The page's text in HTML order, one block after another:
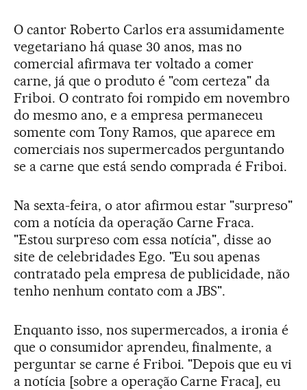
O cantor Roberto Carlos era assumidamente
vegetariano há quase 30 anos, mas no
comercial afirmava ter voltado a comer
carne, já que o produto é "com certeza" da
Friboi. O contrato foi rompido em novembro
do mesmo ano, e a empresa permaneceu
somente com Tony Ramos, que aparece em
comerciais nos supermercados perguntando
se a carne que está sendo comprada é Friboi.
Na sexta-feira, o ator afirmou estar "surpreso"
com a notícia da operação Carne Fraca.
"Estou surpreso com essa notícia", disse ao
site de celebridades Ego. "Eu sou apenas
contratado pela empresa de publicidade, não
tenho nenhum contato com a JBS".
Enquanto isso, nos supermercados, a ironia é
que o consumidor aprendeu, finalmente, a
perguntar se carne é Friboi. "Depois que eu vi
a notícia [sobre a operação Carne Fraca], eu